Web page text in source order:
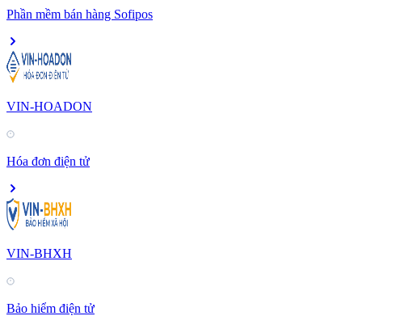
Phần mềm bán hàng Sofipos
VIN-HOADON
Hóa đơn điện tử
VIN-BHXH
Bảo hiểm điện tử